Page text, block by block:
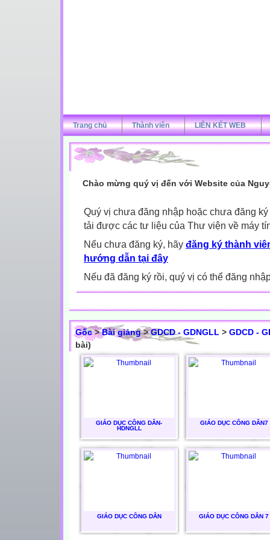
Trang chủ Thành viên LIÊN KẾT WEB
Chào mừng quý vị đến với Website của
Quý vị chưa đăng nhập hoặc chưa đăng
tải được các tư liệu của Thư viện về máy
Nếu chưa đăng ký, hãy đăng ký thành
hướng dẫn tại đây
Nếu đã đăng ký rồi, quý vị có thể đăng
Gốc>Bài giảng>GDCD - GDNGLL > GDCD -
bài)
GIÁO DỤC CÔNG DÂN-
HDNGLL
GIÁO DỤC CÔNG DÂN7
GIÁO DỤC CÔNG DÂN GIÁO DỤC CÔNG DÂN 7